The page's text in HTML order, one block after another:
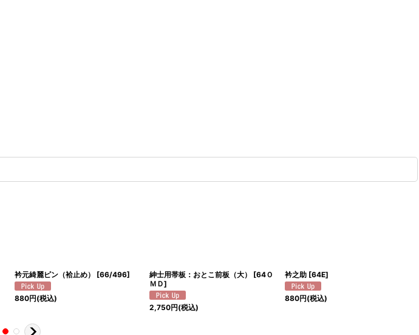
衿元綺麗ピン（袷止め） [66/496]
880円(税込)
紳士用帯板：おとこ前板（大） [64Ｏ
ＭＤ]
2,750円(税込)
衿之助 [64E]
880円(税込)